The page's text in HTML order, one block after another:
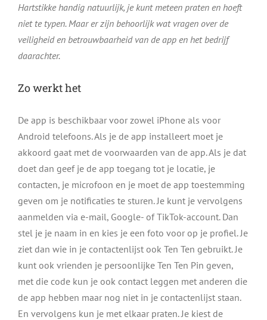
Hartstikke handig natuurlijk, je kunt meteen praten en hoeft
niet te typen. Maar er zijn behoorlijk wat vragen over de
veiligheid en betrouwbaarheid van de app en het bedrijf
daarachter.
Zo werkt het
De app is beschikbaar voor zowel iPhone als voor
Android telefoons. Als je de app installeert moet je
akkoord gaat met de voorwaarden van de app. Als je dat
doet dan geef je de app toegang tot je locatie, je
contacten, je microfoon en je moet de app toestemming
geven om je notificaties te sturen. Je kunt je vervolgens
aanmelden via e-mail, Google- of TikTok-account. Dan
stel je je naam in en kies je een foto voor op je profiel. Je
ziet dan wie in je contactenlijst ook Ten Ten gebruikt. Je
kunt ook vrienden je persoonlijke Ten Ten Pin geven,
met die code kun je ook contact leggen met anderen die
de app hebben maar nog niet in je contactenlijst staan.
En vervolgens kun je met elkaar praten. Je kiest de